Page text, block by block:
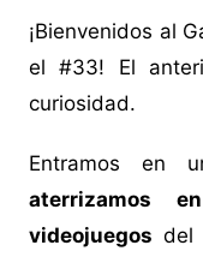
¡Bienvenidos al
el #33! El
curiosidad.
Entramos en
aterrizamos
videojuegos del